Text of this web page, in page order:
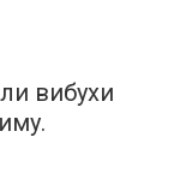
вибухи